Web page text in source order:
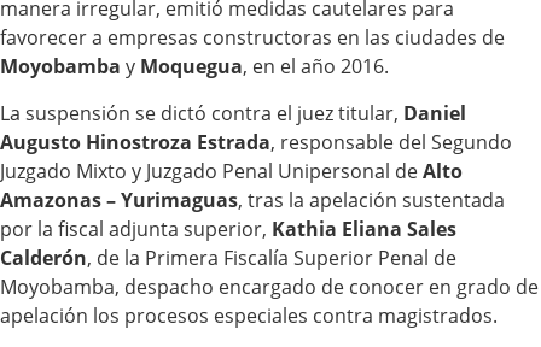
manera irregular, emitió medidas cautelares para
favorecer a empresas constructoras en las ciudades de
Moyobamba y Moquegua, en el año 2016.
La suspensión se dictó contra el juez titular, Daniel
Augusto Hinostroza Estrada, responsable del Segundo
Juzgado Mixto y Juzgado Penal Unipersonal deAlto
Amazonas – Yurimaguas, tras la apelación sustentada
por la fiscal adjunta superior, Kathia Eliana Sales
Calderón, de la Primera Fiscalía Superior Penal de
Moyobamba, despacho encargado de conocer en grado de
apelación los procesos especiales contra magistrados.